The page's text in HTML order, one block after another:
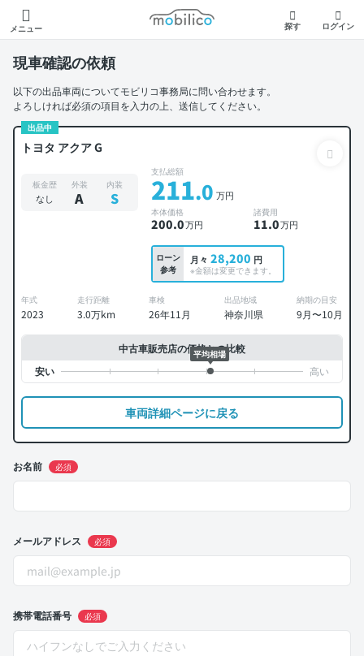
メニュー
モビリコ
探す ログイン
現車確認の依頼
以下の出品車両についてモビリコ事務局に問い合わせます。
よろしければ必須の項目を入力の上、送信してください。
出品中
トヨタ アクア G
板金歴
なし
外装
A
内装
S
支払総額
211.0 万円
本体価格
200.0万円
諸費用
11.0万円
ローン
参考
月々 28,200 円
※金額は変更できます。
年式
2023
走行距離
3.0万km
車検
26年11月
出品地域
神奈川県
納期の目安
9月〜10月
中古車販売店の価格との比較
平均相場
車両詳細ページに戻る
お名前 必須
メールアドレス 必須
携帯電話番号 必須